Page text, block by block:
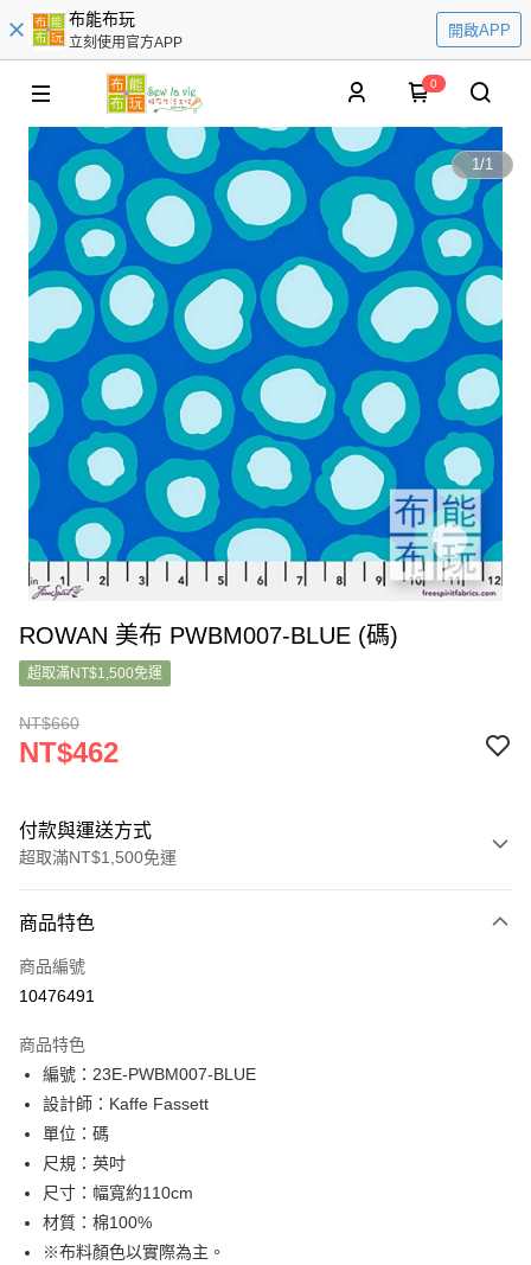
布能布玩
立刻使用官方APP
開啟APP
0
1/1
ROWAN 美布 PWBM007-BLUE (碼)
超取滿NT$1,500免運
NT$660
NT$462
付款與運送方式
超取滿NT$1,500免運
信用卡一次付款
超商取貨付款
Apple Pay
街口支付
Google Pay
大哥付你分期
相關說明
【大哥付你分期使用說明】
商品特色
商品編號
10476491
商品特色
編號：23E-PWBM007-BLUE
設計師：Kaffe Fassett
單位：碼
尺規：英吋
尺寸：幅寬約110cm
材質：棉100%
※布料顏色以實際為主。